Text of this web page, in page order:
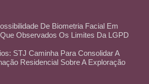
De Biometria Facial Em
Observados Os Limites Da LGPD
STJ Caminha Para Consolidar A
Residencial Sobre A Exploração